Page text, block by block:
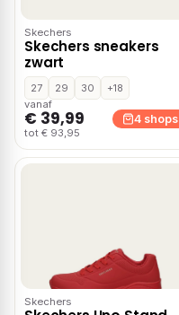
Skechers
Skechers sneakers
zwart
27 29 30
+18
vanaf
€ 39,99
tot € 93,95
4 shops
Skechers